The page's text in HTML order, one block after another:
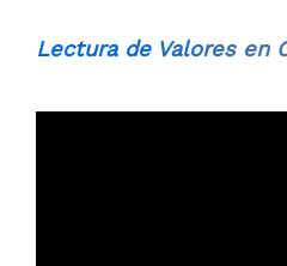
Lectura de Valores en